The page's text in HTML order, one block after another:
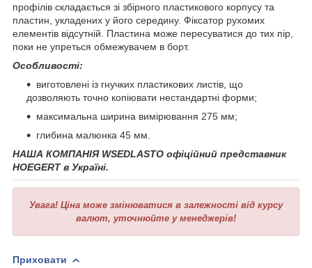
профілів складається зі збірного пластикового корпусу та
пластин, укладених у його середину. Фіксатор рухомих
елементів відсутній. Пластина може пересуватися до тих пір,
поки не упреться обмежувачем в борт.
Особливості:
виготовлені із гнучких пластикових листів, що
дозволяють точно копіювати нестандартні форми;
максимальна ширина вимірювання 275 мм;
глибина малюнка 45 мм.
НАША КОМПАНІЯ WSEDLASTO офіційний представник
HOEGERT в Україні.
Увага! Ціна може змінюватися в залежності від курсу
валют, уточнюйте у менеджерів!
Приховати